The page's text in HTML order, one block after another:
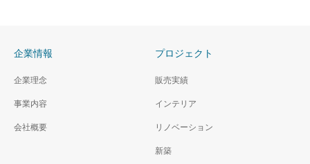
企業情報
企業理念
事業内容
会社概要
プロジェクト
販売実績
インテリア
リノベーション
新築